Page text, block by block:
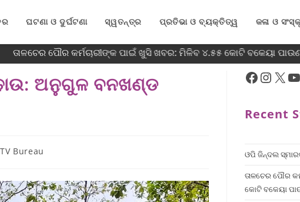
ଘଟଣା ଓ ଦୁର୍ଘଟଣା ସ୍ୱତନ୍ତ୍ର ପ୍ରତିଭା ଓ ବ୍ୟକ୍ତିତ୍ୱ କଳା ଓ
ତାଳଚେର ପୌର କର୍ମଚାରୀଙ୍କ ପାଇଁ ଖୁସି ଖବର: ମିଳିବ ୪.୫୫ କୋଟି ବକେୟା ପାଉଣା
ଅନୁଗୁଳ ବନଖଣ୍ଡ
Bureau
Recent
ଓପି ଜିନ୍ଦଲ
ତାଳଚେର ପୌର
କୋଟି ବକେୟା